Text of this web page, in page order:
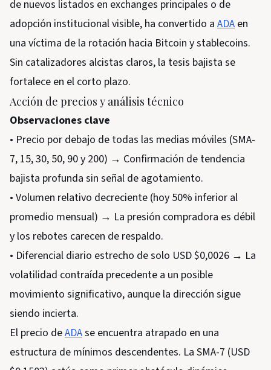
de nuevos listados en exchanges principales o de
adopción institucional visible, ha convertido a ADA en
una víctima de la rotación hacia Bitcoin y stablecoins.
Sin catalizadores alcistas claros, la tesis bajista se
fortalece en el corto plazo.
Acción de precios y análisis técnico
Observaciones clave
• Precio por debajo de todas las medias móviles (SMA-
7, 15, 30, 50, 90 y 200) → Confirmación de tendencia
bajista profunda sin señal de agotamiento.
• Volumen relativo decreciente (hoy 50% inferior al
promedio mensual) → La presión compradora es débil
y los rebotes carecen de respaldo.
• Diferencial diario estrecho de solo USD $0,0026 → La
volatilidad contraída precedente a un posible
movimiento significativo, aunque la dirección sigue
siendo incierta.
El precio deADAse encuentra atrapado en una
estructura de mínimos descendentes. La SMA-7 (USD